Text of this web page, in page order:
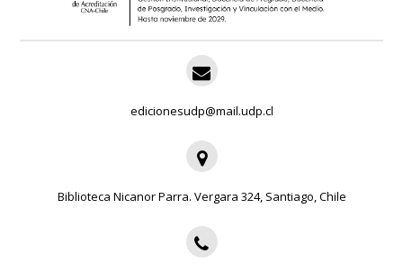
edicionesudp@mail.udp.cl
Biblioteca Nicanor Parra. Vergara 324, Santiago, Chile